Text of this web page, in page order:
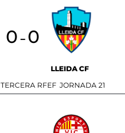
0-0
LLEIDA CF
TERCERA RFEF JORNADA 21